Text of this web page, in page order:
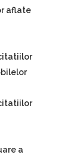
aflate
a